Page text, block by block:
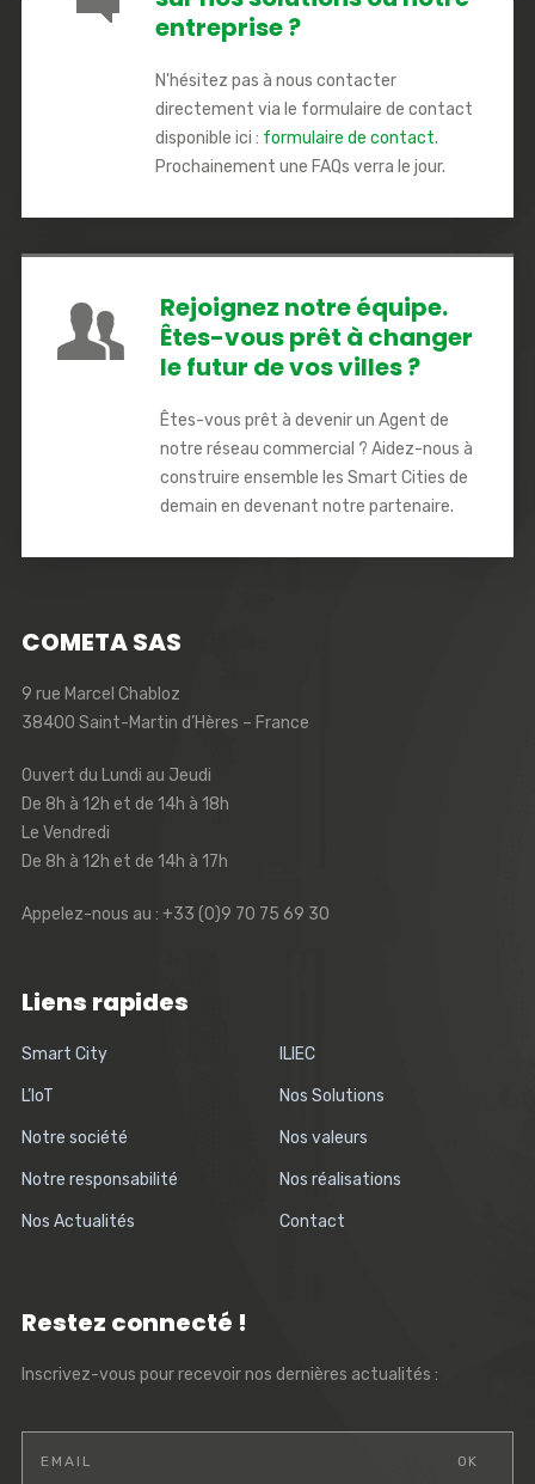
entreprise ?
N'hésitez pas à nous contacter
directement via le formulaire de contact
disponible ici : formulaire de contact.
Prochainement une FAQs verra le jour.
Rejoignez notre équipe.
Êtes-vous prêt à changer
le futur de vos villes ?
Êtes-vous prêt à devenir un Agent de
notre réseau commercial ? Aidez-nous à
construire ensemble les Smart Cities de
demain en devenant notre partenaire.
COMETA SAS
9 rue Marcel Chabloz
38400 Saint-Martin d’Hères – France
Ouvert du Lundi au Jeudi
De 8h à 12h et de 14h à 18h
Le Vendredi
De 8h à 12h et de 14h à 17h
Appelez-nous au : +33 (0)9 70 75 69 30
Liens rapides
Smart City ILIEC
L’IoT Nos Solutions
Notre société Nos valeurs
Notre responsabilité Nos réalisations
Nos Actualités Contact
Restez connecté !
Inscrivez-vous pour recevoir nos dernières actualités :